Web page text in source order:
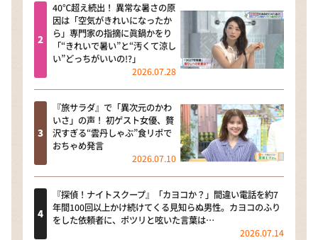
ポツンと一軒家
ザキ山小屋本館
ぺこぱのまるスポ
40℃超え続出！ 異常な暑さの原
因は「空気がきれいになったか
ら」専門家の指摘に眞鍋かをり
「“きれいで暑い”と“汚くて涼し
い”どっちがいいの!?」
2026.07.28
『旅サラダ』で「異次元のかわ
いさ」の声！ 初ゲスト女優、贅
沢すぎる“雲丹しゃぶ”食リポで
おちゃめ発言
2026.07.10
『探偵！ナイトスクープ』「カヨコか？」間違い電話を約7
年間100回以上かけ続けてくる見知らぬ男性。カヨコのふり
をした依頼者に、ポツリと呟いた言葉は…
2026.07.14